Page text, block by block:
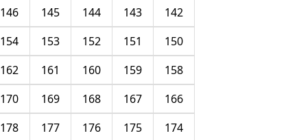
142
143
144
145
146
150
151
152
153
154
158
159
160
161
162
166
167
168
169
170
174
175
176
177
178